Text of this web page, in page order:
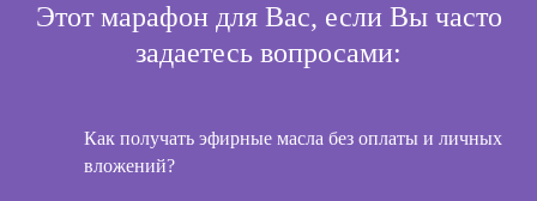
Этот марафон для Вас, если Вы часто
задаетесь вопросами:
Как получать эфирные масла без оплаты и личных
вложений?